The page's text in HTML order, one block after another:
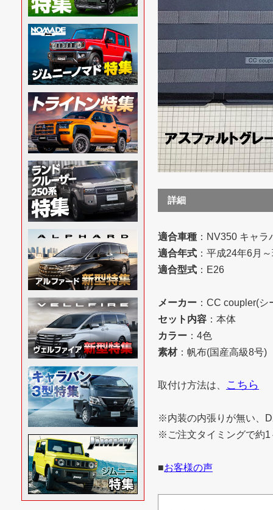
詳細
適合車種 ：NV350 キャ
適合年式 ：平成24年6月
適合型式 ：E26
メーカー ：CC coupler(
セット内容 ：本体
カラー ：4色
素材：帆布(国産高級8号)
取付け方法は、 こちら
※内装の内張りが無い、
※ご注文タイミングで約1
■お客様の声